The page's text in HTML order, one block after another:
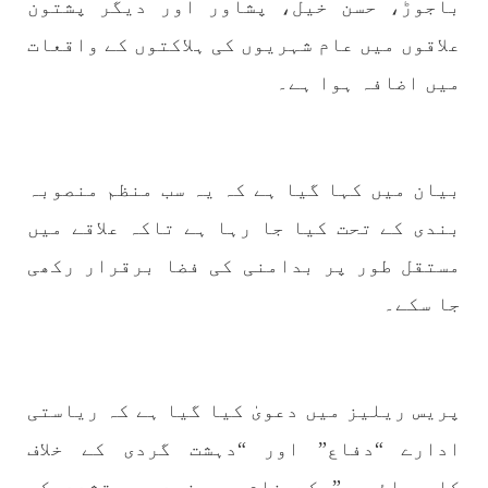
منعقد کیا جائے گا،بلوچ اسٹوڈنٹس ایکشن کمیٹی
نے اپنے جاری کردہ بیان میں کہا ہے کہ تنظیم کا
دشتیاری بنام صورت خان مری اور میر محمد علی
بلوچستان
کوئٹہ شال: بلوچ وومن فورم کے نئی کابینہ، بلا
بانک حنیفہ بلوچ منتخب ہوئی۔ مرکزی ممبر بانک
باجوڑ، حسن خیل، پشاور اور دیگر پشتون
علاقوں میں عام شہریوں کی ہلاکتوں کے واقعات
میں اضافہ ہوا ہے۔
بیان میں کہا گیا ہے کہ یہ سب منظم منصوبہ
بندی کے تحت کیا جا رہا ہے تاکہ علاقے میں
مستقل طور پر بدامنی کی فضا برقرار رکھی
جا سکے۔
پریس ریلیز میں دعویٰ کیا گیا ہے کہ ریاستی
ادارے “دفاع” اور “دہشت گردی کے خلاف